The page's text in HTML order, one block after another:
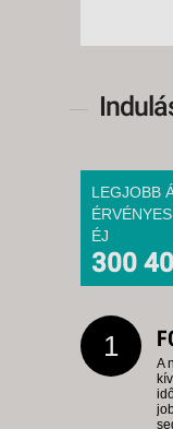
LEGJOBB
ÉJ
300
1
A